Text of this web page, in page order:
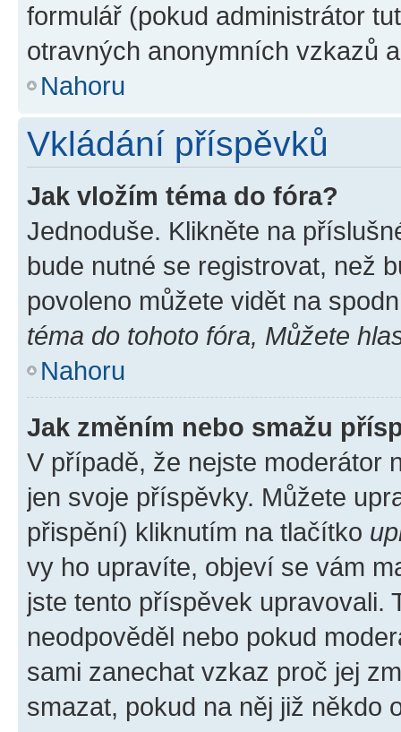
formulář (pokud administrátor
otravných anonymních vzkazů
Nahoru
Vkládání příspěvků
Jak vložím téma do fóra?
Jednoduše. Klikněte na
bude nutné se registrovat, než
povoleno můžete vidět na
téma do tohoto fóra, Můžete
Nahoru
Jak změním nebo smažu
V případě, že nejste moderátor
jen svoje příspěvky. Můžete
přispění) kliknutím na tlačítko
vy ho upravíte, objeví se vám
jste tento příspěvek upravovali.
neodpověděl nebo pokud
sami zanechat vzkaz proč jej
smazat, pokud na něj již někdo